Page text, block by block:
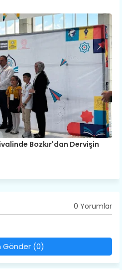
Bozkır'dan Dervişin
0 Yorumlar
Gönder (0)